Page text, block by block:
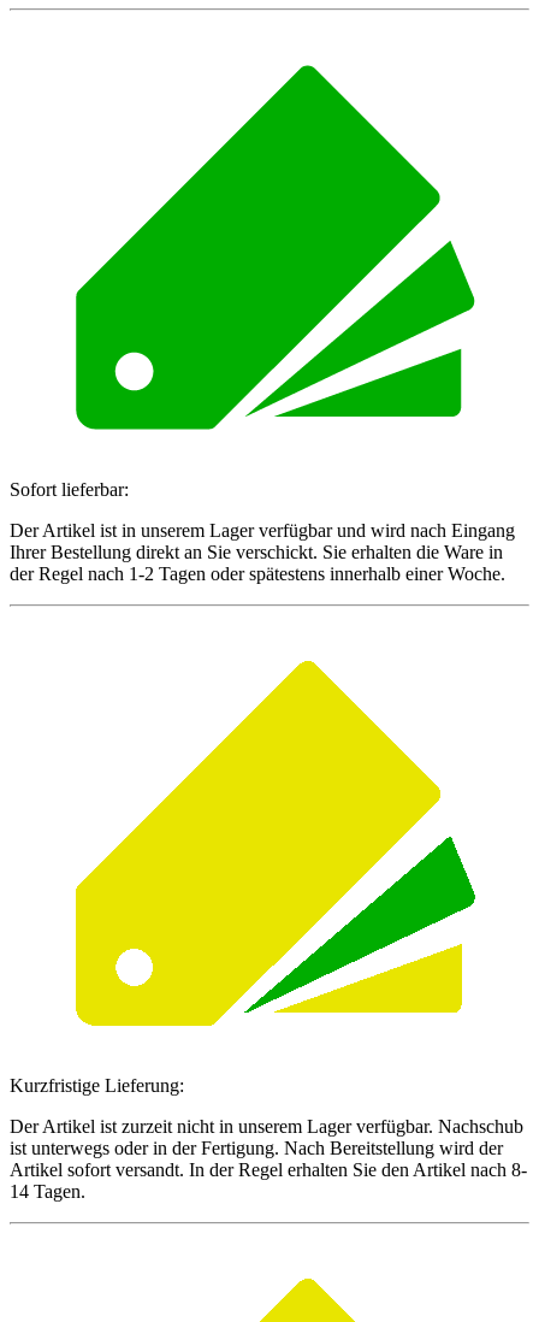
Sofort lieferbar:
Der Artikel ist in unserem Lager verfügbar und wird nach Eingang
Ihrer Bestellung direkt an Sie verschickt. Sie erhalten die Ware in
der Regel nach 1-2 Tagen oder spätestens innerhalb einer Woche.
Kurzfristige Lieferung:
Der Artikel ist zurzeit nicht in unserem Lager verfügbar. Nachschub
ist unterwegs oder in der Fertigung. Nach Bereitstellung wird der
Artikel sofort versandt. In der Regel erhalten Sie den Artikel nach 8-
14 Tagen.